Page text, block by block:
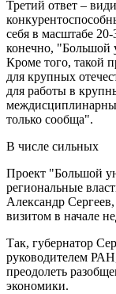
Третий ответ –
себя в масштабе
конечно, "Большой
Кроме того, такой
для крупных
для работы в
только сообща".
В числе сильных
Проект "Большой
региональные
Александр
визитом в начале
Так, губернатор
руководителем
преодолеть
экономики.